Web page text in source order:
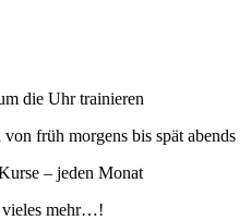
die Uhr trainieren
früh morgens bis spät abends
– jeden Monat
mehr…!